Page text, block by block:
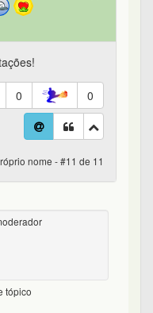
0 0
nome - #11 de 11
tópico